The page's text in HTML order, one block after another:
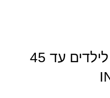
אפוד הצלה תקני לילדים עד 45